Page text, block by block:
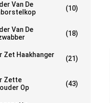
Van De
(10)
Van De
(18)
Zet Haakhanger
(21)
Zette
Op
(43)